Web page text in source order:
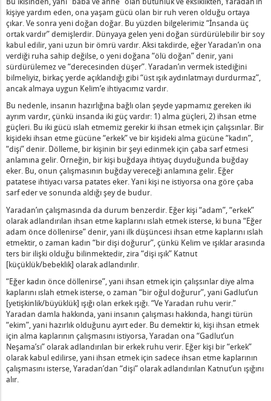
de Büyür Ne Demektir?
Öğretme Yasağı Nedir?
Hazırlık Nedir?
Olan Birinin İkinci Bir Pesah'a Ertelenmesi Ne Anlama Gelir?
Önce Selam Verme Yasağı Nedir?
Önemi Nedir?
Şekilde Açıklamalı Ne Demektir?
Olması Ne Anlama Gelir?
Etme Yoluyla Olması Ne Demektir?
Acı Çekmesi Ne Anlama Gelir?
Olmayan Merhamet Arasındaki Fark
Kapılar Arasındaki Fark Nedir?
Nedir?
Kullanmalıdır?
Ne Yapmalıdır?
Nedir?
Anlamı Nedir?
Dört Soru Sorulur?
Çocuk Doğurur" Ne Anlama Gelir?
İçi Konuşması Gibi Olmamalıdır?
bir Ruh Arasındaki Temel Fark
kişiye yardım eden, ona yaşam gücü olan bir ruh veren olduğu ortaya
çıkar. Ve sonra yeni doğan doğar. Bu yüzden bilgelerimiz “İnsanda üç
ortak vardır” demişlerdir. Dünyaya gelen yeni doğan sürdürülebilir bir soy
kabul edilir, yani uzun bir ömrü vardır. Aksi takdirde, eğer Yaradan’ın ona
verdiği ruha sahip değilse, o yeni doğana “ölü doğan” denir, yani
sürdürülemez ve “derecesinden düşer”. Yaradan’ın vermek istediğini
bilmeliyiz, birkaç yerde açıklandığı gibi “üst ışık aydınlatmayı durdurmaz”,
ancak almaya uygun Kelim’e ihtiyacımız vardır.
Bu nedenle, insanın hazırlığına bağlı olan şeyde yapmamız gereken iki
ayrım vardır, çünkü insanda iki güç vardır: 1) alma güçleri, 2) ihsan etme
güçleri. Bu iki gücü ıslah etmemiz gerekir ki ihsan etmek için çalışsınlar. Bir
kişideki ihsan etme gücüne “erkek” ve bir kişideki alma gücüne “kadın”,
“dişi” denir. Dölleme, bir kişinin bir şeyi edinmek için çaba sarf etmesi
anlamına gelir. Örneğin, bir kişi buğdaya ihtiyaç duyduğunda buğday
eker. Bu, onun çalışmasının buğday vereceği anlamına gelir. Eğer
patatese ihtiyacı varsa patates eker. Yani kişi ne istiyorsa ona göre çaba
sarf eder ve sonunda aldığı şey de budur.
Yaradan’ın çalışmasında da durum benzerdir. Eğer kişi “adam”, “erkek”
olarak adlandırılan ihsan etme kaplarını ıslah etmek isterse, ki buna “Eğer
adam önce döllenirse” denir, yani ilk düşüncesi ihsan etme kaplarını ıslah
etmektir, o zaman kadın “bir dişi doğurur”, çünkü Kelim ve ışıklar arasında
ters bir ilişki olduğu bilinmektedir, zira “dişi ışık” Katnut
[küçüklük/bebeklik] olarak adlandırılır.
“Eğer kadın önce döllenirse”, yani ihsan etmek için çalışsınlar diye alma
kaplarını ıslah etmek isterse, o zaman “bir oğul doğurur”, yani Gadlut’un
[yetişkinlik/büyüklük] ışığı olan erkek ışığı. “Ve Yaradan ruhu verir.”
Yaradan damla hakkında, yani insanın çalışması hakkında, hangi türün
“ekim”, yani hazırlık olduğunu ayırt eder. Bu demektir ki, kişi ihsan etmek
için alma kaplarının çalışmasını istiyorsa, Yaradan ona “Gadlut’un
Neşama’sı” olarak adlandırılan bir erkek ruhu verir. Eğer kişi bir “erkek”
olarak kabul edilirse, yani ihsan etmek için sadece ihsan etme kaplarının
çalışmasını isterse, Yaradan’dan “dişi” olarak adlandırılan Katnut’un ışığını
alır.